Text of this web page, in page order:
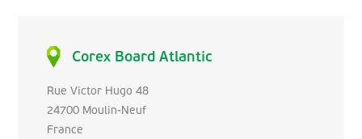
Corex Board Atlantic
Rue Victor Hugo 48
24700 Moulin-Neuf
France